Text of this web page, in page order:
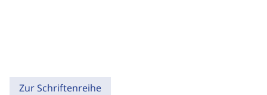
Zur Schriftenreihe